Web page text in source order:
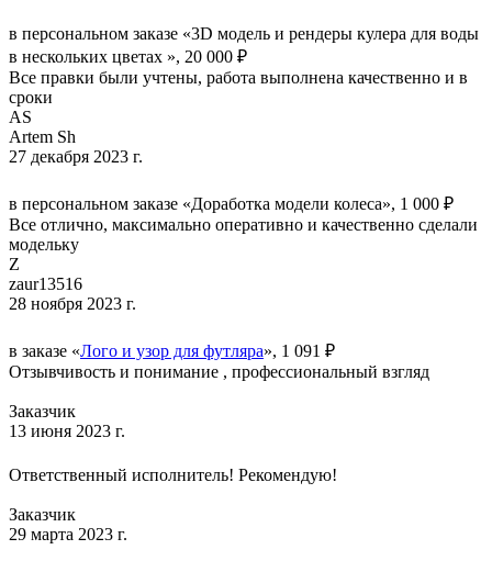
в персональном заказе «3D модель и рендеры кулера для воды
в нескольких цветах », 20 000 ₽
Все правки были учтены, работа выполнена качественно и в
сроки
AS
Artem Sh
27 декабря 2023 г.
в персональном заказе «Доработка модели колеса», 1 000 ₽
Все отлично, максимально оперативно и качественно сделали
модельку
Z
zaur13516
28 ноября 2023 г.
в заказе «Лого и узор для футляра», 1 091 ₽
Отзывчивость и понимание , профессиональный взгляд
Заказчик
13 июня 2023 г.
Ответственный исполнитель! Рекомендую!
Заказчик
29 марта 2023 г.